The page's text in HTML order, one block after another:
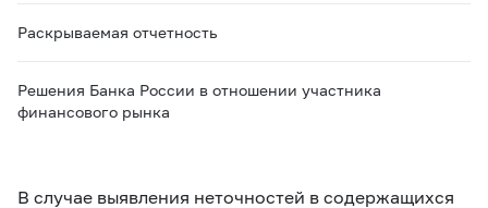
Раскрываемая отчетность
Решения Банка России в отношении участника
финансового рынка
В случае выявления неточностей в содержащихся